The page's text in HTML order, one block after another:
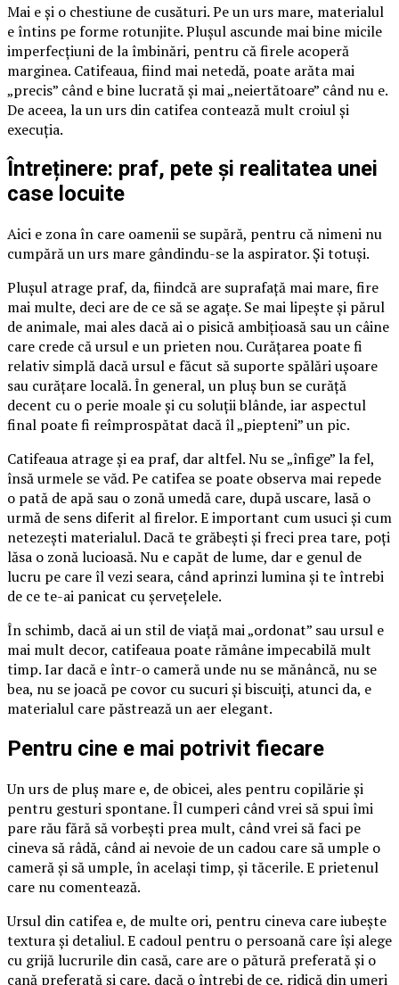
Mai e și o chestiune de cusături. Pe un urs mare, materialul
e întins pe forme rotunjite. Plușul ascunde mai bine micile
imperfecțiuni de la îmbinări, pentru că firele acoperă
marginea. Catifeaua, fiind mai netedă, poate arăta mai
„precis” când e bine lucrată și mai „neiertătoare” când nu e.
De aceea, la un urs din catifea contează mult croiul și
execuția.
Întreținere: praf, pete și realitatea unei
case locuite
Aici e zona în care oamenii se supără, pentru că nimeni nu
cumpără un urs mare gândindu-se la aspirator. Și totuși.
Plușul atrage praf, da, fiindcă are suprafață mai mare, fire
mai multe, deci are de ce să se agațe. Se mai lipește și părul
de animale, mai ales dacă ai o pisică ambițioasă sau un câine
care crede că ursul e un prieten nou. Curățarea poate fi
relativ simplă dacă ursul e făcut să suporte spălări ușoare
sau curățare locală. În general, un pluș bun se curăță
decent cu o perie moale și cu soluții blânde, iar aspectul
final poate fi reîmprospătat dacă îl „piepteni” un pic.
Catifeaua atrage și ea praf, dar altfel. Nu se „înfige” la fel,
însă urmele se văd. Pe catifea se poate observa mai repede
o pată de apă sau o zonă umedă care, după uscare, lasă o
urmă de sens diferit al firelor. E important cum usuci și cum
netezești materialul. Dacă te grăbești și freci prea tare, poți
lăsa o zonă lucioasă. Nu e capăt de lume, dar e genul de
lucru pe care îl vezi seara, când aprinzi lumina și te întrebi
de ce te-ai panicat cu șervețelele.
În schimb, dacă ai un stil de viață mai „ordonat” sau ursul e
mai mult decor, catifeaua poate rămâne impecabilă mult
timp. Iar dacă e într-o cameră unde nu se mănâncă, nu se
bea, nu se joacă pe covor cu sucuri și biscuiți, atunci da, e
materialul care păstrează un aer elegant.
Pentru cine e mai potrivit fiecare
Un urs de pluș mare e, de obicei, ales pentru copilărie și
pentru gesturi spontane. Îl cumperi când vrei să spui îmi
pare rău fără să vorbești prea mult, când vrei să faci pe
cineva să râdă, când ai nevoie de un cadou care să umple o
cameră și să umple, în același timp, și tăcerile. E prietenul
care nu comentează.
Ursul din catifea e, de multe ori, pentru cineva care iubește
textura și detaliul. E cadoul pentru o persoană care își alege
cu grijă lucrurile din casă, care are o pătură preferată și o
cană preferată și care, dacă o întrebi de ce, ridică din umeri